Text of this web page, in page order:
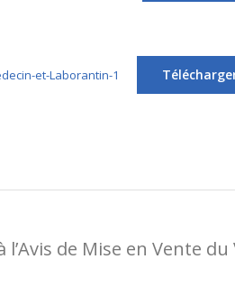
et-Laborantin-1
de Mise en Vente du